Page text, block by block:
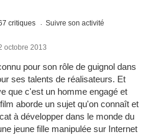
critiques Suivre son activité
octobre 2013
pour son rôle de guignol dans
ses talents de réalisateurs. Et
que c'est un homme engagé et
aborde un sujet qu'on connaît et
à développer dans le monde du
jeune fille manipulée sur Internet